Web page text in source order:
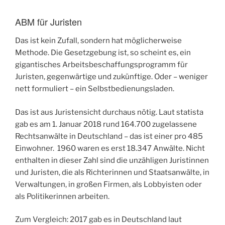
ABM für Juristen
Das ist kein Zufall, sondern hat möglicherweise
Methode. Die Gesetzgebung ist, so scheint es, ein
gigantisches Arbeitsbeschaffungsprogramm für
Juristen, gegenwärtige und zukünftige. Oder – weniger
nett formuliert – ein Selbstbedienungsladen.
Das ist aus Juristensicht durchaus nötig. Laut statista
gab es am 1. Januar 2018 rund 164.700 zugelassene
Rechtsanwälte in Deutschland – das ist einer pro 485
Einwohner. 1960 waren es erst 18.347 Anwälte. Nicht
enthalten in dieser Zahl sind die unzähligen Juristinnen
und Juristen, die als Richterinnen und Staatsanwälte, in
Verwaltungen, in großen Firmen, als Lobbyisten oder
als Politikerinnen arbeiten.
Zum Vergleich: 2017 gab es in Deutschland laut